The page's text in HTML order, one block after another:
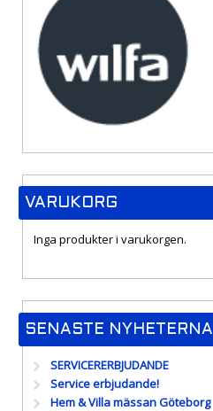
VARUKORG
Inga produkter i varukorgen.
SENASTE NYHETERNA
SERVICERERBJUDANDE
Service erbjudande!
Hem & Villa mässan Göteborg